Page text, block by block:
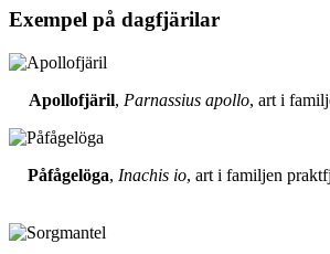
Exempel på dagfjärilar
Apollofjäril, Parnassius apollo, art i
Påfågelöga, Inachis io, art i familjen